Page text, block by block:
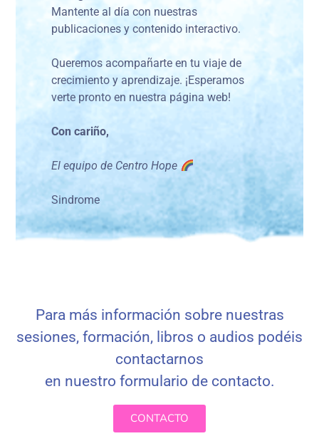
Mantente al día con nuestras
publicaciones y contenido interactivo.
Queremos acompañarte en tu viaje de
crecimiento y aprendizaje. ¡Esperamos
verte pronto en nuestra página web!
Con cariño,
El equipo de Centro Hope
Sindrome
Para más información sobre nuestras
sesiones, formación, libros o audios podéis
contactarnos
en nuestro formulario de contacto.
CONTACTO